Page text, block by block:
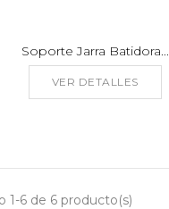
Soporte Jarra Batidora...
VER DETALLES
1-6 de 6 producto(s)